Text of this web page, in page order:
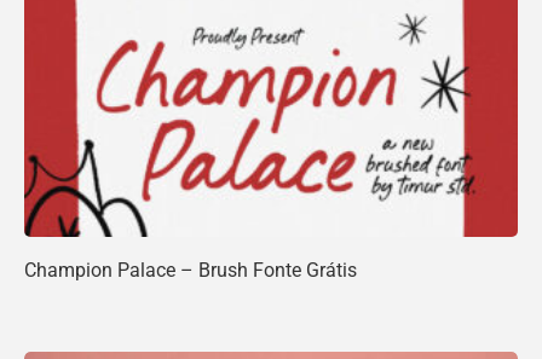
Champion Palace – Brush Fonte Grátis